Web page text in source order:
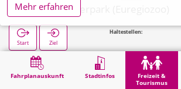
Fahrplanauskunft Stadtinfos
Freizeit &
Tourismus
Aachener Tierpark (Euregiozoo)
Start Ziel
Nächste Haltestellen:
Freizeit & Tourismus Naherholung Aachener Tierpark
Mehr erfahren